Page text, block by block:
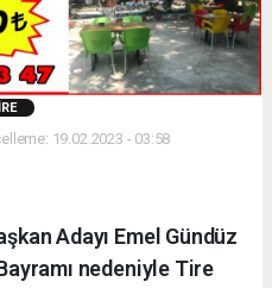
19.02.2023 - 03:58
Adayı Emel Gündüz
nedeniyle Tire